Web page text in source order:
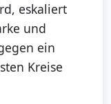
eskaliert
und
ein
Kreise